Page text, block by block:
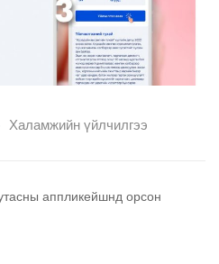
Халамжийн үйлчилгээ
аппликейшнд орсон